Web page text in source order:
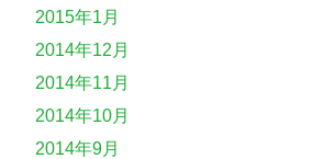
2015年1月
2014年12月
2014年11月
2014年10月
2014年9月